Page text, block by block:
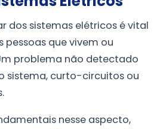
dos sistemas elétricos é vital
pessoas que vivem ou
problema não detectado
sistema, curto-circuitos ou
nesse aspecto,